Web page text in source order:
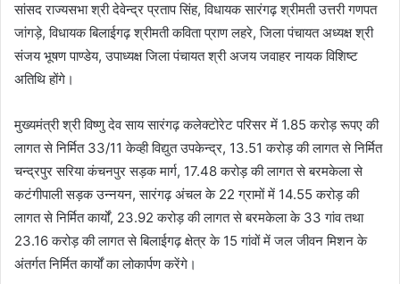
सांसद राज्यसभा श्री देवेन्द्र प्रताप सिंह, विधायक सारंगढ़ श्रीमती उत्तरी गणपत
जांगड़े, विधायक बिलाईगढ़ श्रीमती कविता प्राण लहरे, जिला पंचायत अध्यक्ष श्री
संजय भूषण पाण्डेय, उपाध्यक्ष जिला पंचायत श्री अजय जवाहर नायक विशिष्ट
अतिथि होंगे।
मुख्यमंत्री श्री विष्णु देव साय सारंगढ़ कलेक्टोरेट परिसर में 1.85 करोड़ रूपए की
लागत से निर्मित 33/11 केव्ही विद्युत उपकेन्द्र, 13.51 करोड़ की लागत से निर्मित
चन्द्रपुर सरिया कंचनपुर सड़क मार्ग, 17.48 करोड़ की लागत से बरमकेला से
कटंगीपाली सड़क उन्नयन, सारंगढ़ अंचल के 22 ग्रामों में 14.55 करोड़ की
लागत से निर्मित कार्यों, 23.92 करोड़ की लागत से बरमकेला के 33 गांव तथा
23.16 करोड़ की लागत से बिलाईगढ़ क्षेत्र के 15 गांवों में जल जीवन मिशन के
अंतर्गत निर्मित कार्यों का लोकार्पण करेंगे।